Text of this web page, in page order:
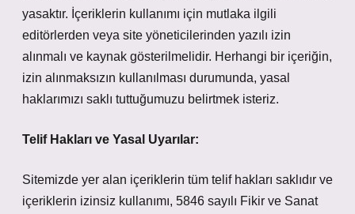
yasaktır. İçeriklerin kullanımı için mutlaka ilgili
editörlerden veya site yöneticilerinden yazılı izin
alınmalı ve kaynak gösterilmelidir. Herhangi bir içeriğin,
izin alınmaksızın kullanılması durumunda, yasal
haklarımızı saklı tuttuğumuzu belirtmek isteriz.
Telif Hakları ve Yasal Uyarılar:
Sitemizde yer alan içeriklerin tüm telif hakları saklıdır ve
içeriklerin izinsiz kullanımı, 5846 sayılı Fikir ve Sanat